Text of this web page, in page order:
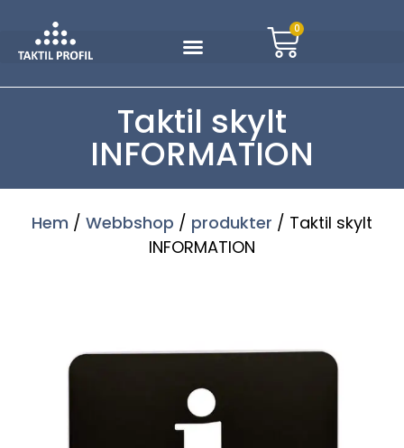
0
Taktil skylt
INFORMATION
Hem / Webbshop / produkter / Taktil skylt
INFORMATION